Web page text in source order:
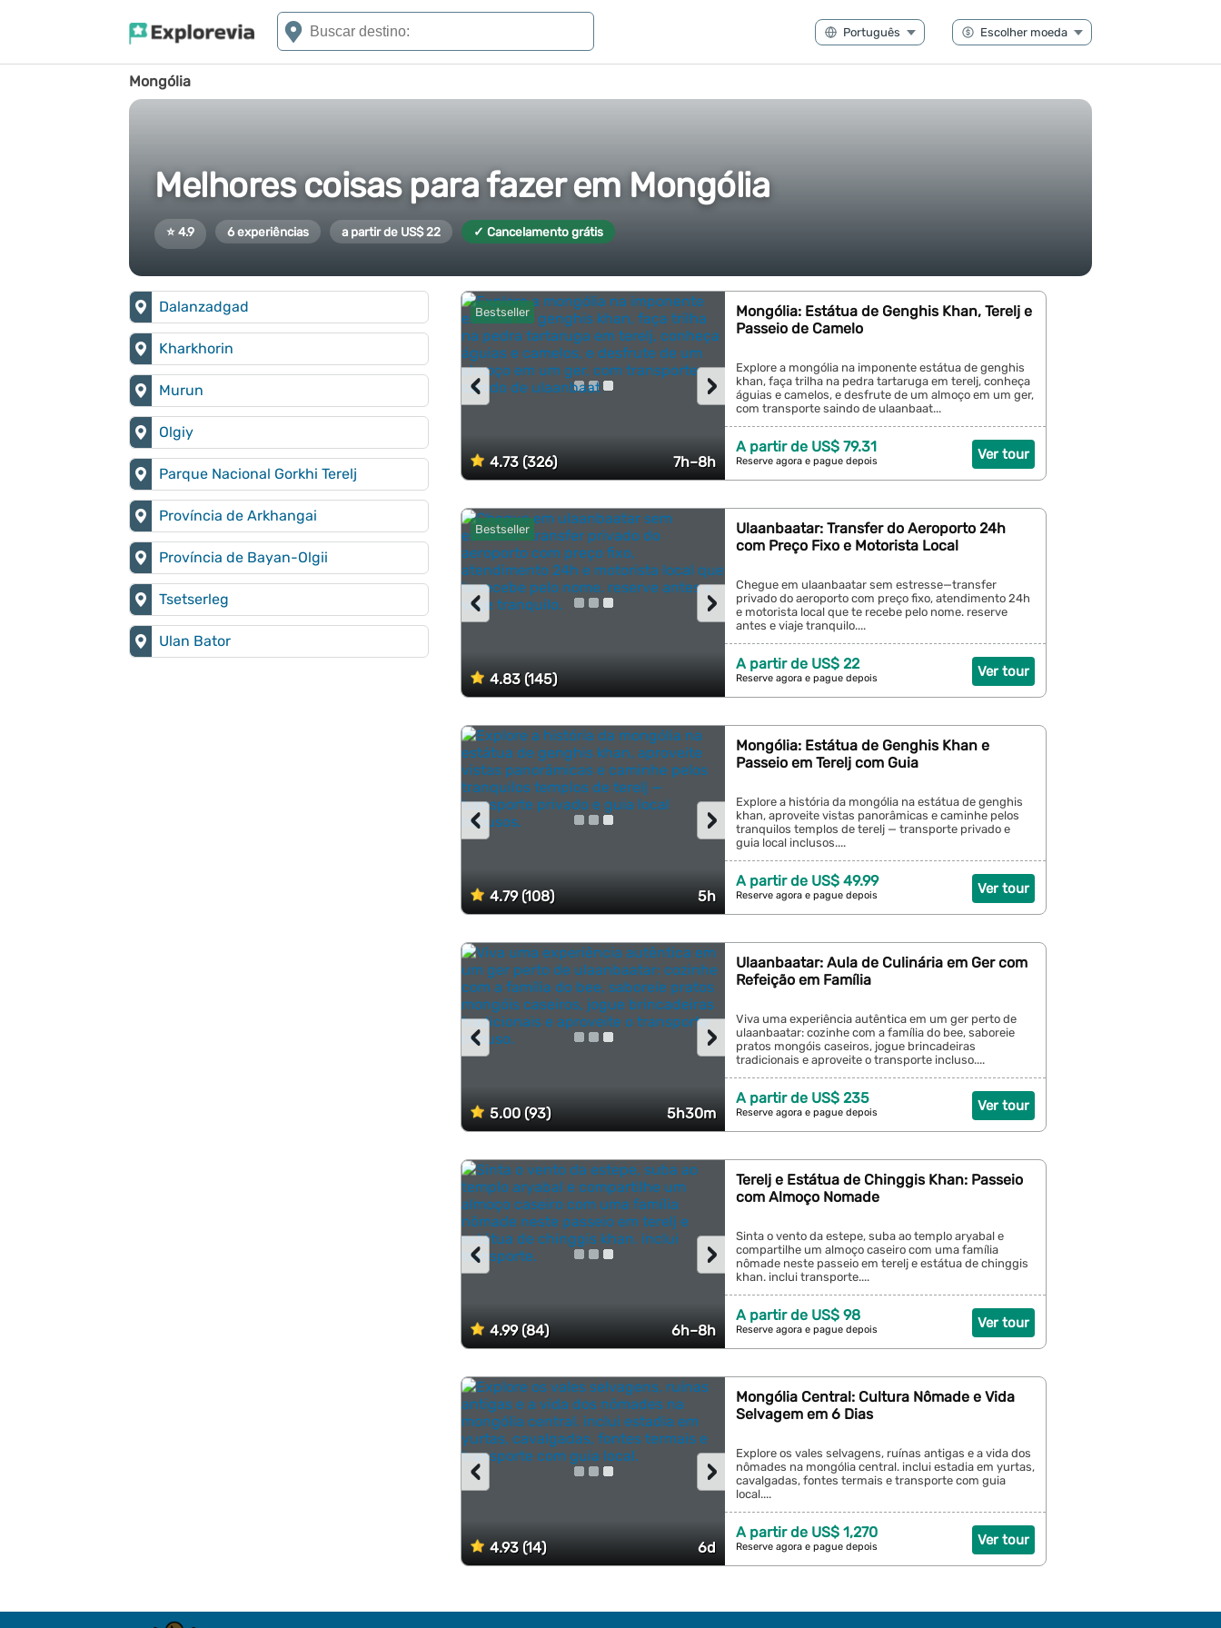
Mongólia
Melhores coisas para fazer em Mongólia
⭐ 4.9 6 experiências a partir de US$ 22 ✓ Cancelamento grátis
Bestseller
4.73 (326) 7h–8h
›
‹
Mongólia: Estátua de Genghis Khan, Terelj e
Passeio de Camelo
Explore a mongólia na imponente estátua de genghis
khan, faça trilha na pedra tartaruga em terelj, conheça
águias e camelos, e desfrute de um almoço em um ger,
com transporte saindo de ulaanbaat...
Ver tour
A partir de US$ 79.31
Reserve agora e pague depois
Bestseller
4.83 (145)
›
‹
Ulaanbaatar: Transfer do Aeroporto 24h
com Preço Fixo e Motorista Local
Chegue em ulaanbaatar sem estresse—transfer
privado do aeroporto com preço fixo, atendimento 24h
e motorista local que te recebe pelo nome. reserve
antes e viaje tranquilo....
Ver tour
A partir de US$ 22
Reserve agora e pague depois
4.79 (108) 5h
›
‹
Mongólia: Estátua de Genghis Khan e
Passeio em Terelj com Guia
Explore a história da mongólia na estátua de genghis
khan, aproveite vistas panorâmicas e caminhe pelos
tranquilos templos de terelj — transporte privado e
guia local inclusos....
Ver tour
A partir de US$ 49.99
Reserve agora e pague depois
5.00 (93) 5h30m
›
‹
Ulaanbaatar: Aula de Culinária em Ger com
Refeição em Família
Viva uma experiência autêntica em um ger perto de
ulaanbaatar: cozinhe com a família do bee, saboreie
pratos mongóis caseiros, jogue brincadeiras
tradicionais e aproveite o transporte incluso....
Ver tour
A partir de US$ 235
Reserve agora e pague depois
4.99 (84) 6h–8h
›
‹
Terelj e Estátua de Chinggis Khan: Passeio
com Almoço Nomade
Sinta o vento da estepe, suba ao templo aryabal e
compartilhe um almoço caseiro com uma família
nômade neste passeio em terelj e estátua de chinggis
khan. inclui transporte....
Ver tour
A partir de US$ 98
Reserve agora e pague depois
4.93 (14) 6d
›
‹
Mongólia Central: Cultura Nômade e Vida
Selvagem em 6 Dias
Explore os vales selvagens, ruínas antigas e a vida dos
nômades na mongólia central. inclui estadia em yurtas,
cavalgadas, fontes termais e transporte com guia
local....
Ver tour
A partir de US$ 1,270
Reserve agora e pague depois
Dalanzadgad
Kharkhorin
Murun
Olgiy
Parque Nacional Gorkhi Terelj
Província de Arkhangai
Província de Bayan-Olgii
Tsetserleg
Ulan Bator